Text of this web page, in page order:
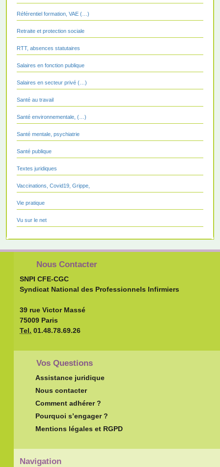
Référentiel formation, VAE (…)
Retraite et protection sociale
RTT, absences statutaires
Salaires en fonction publique
Salaires en secteur privé (…)
Santé au travail
Santé environnementale, (…)
Santé mentale, psychiatrie
Santé publique
Textes juridiques
Vaccinations, Covid19, Grippe,
Vie pratique
Vu sur le net
Nous Contacter
SNPI CFE-CGC
Syndicat National des Professionnels Infirmiers
39 rue Victor Massé
75009 Paris
Tel. 01.48.78.69.26
Vos Questions
Assistance juridique
Nous contacter
Comment adhérer ?
Pourquoi s’engager ?
Mentions légales et RGPD
Navigation